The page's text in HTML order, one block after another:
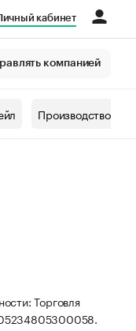
кабинет
компанией
Производство
Торговля